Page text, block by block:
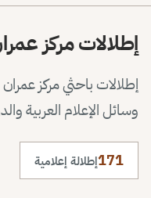
إطلالات مركز
إطلالات باحثي مركز
وسائل الإعلام العربية
171إطلالة إعلامية